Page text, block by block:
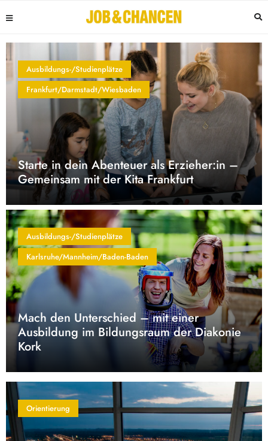
Ausbildungs-/Studienplätze
Frankfurt/Darmstadt/Wiesbaden
Starte in dein Abenteuer als Erzieher:in –
Gemeinsam mit der Kita Frankfurt
Ausbildungs-/Studienplätze
Karlsruhe/Mannheim/Baden-Baden
Mach den Unterschied – mit einer
Ausbildung im Bildungsraum der Diakonie
Kork
Orientierung